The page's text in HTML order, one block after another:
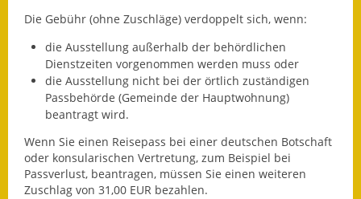
Landessanierungsprogramm
Mietspiegel
Rückstausicherung von
Gebäuden
Hochwassergefahrenkarte
Gemeindehalle und
Bürgerhaus
Die Gebühr (ohne Zuschläge) verdoppelt sich, wenn:
die Ausstellung außerhalb der behördlichen
Dienstzeiten vorgenommen werden muss oder
die Ausstellung nicht bei der örtlich zuständigen
Passbehörde (Gemeinde der Hauptwohnung)
beantragt wird.
Wenn Sie einen Reisepass bei einer deutschen Botschaft
oder konsularischen Vertretung, zum Beispiel bei
Passverlust, beantragen, müssen Sie einen weiteren
Zuschlag von 31,00 EUR bezahlen.